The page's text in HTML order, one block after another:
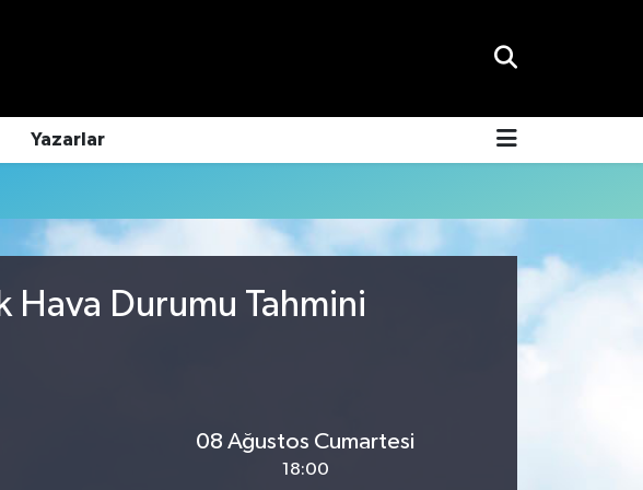
Yazarlar
Hava Durumu Tahmini
08 Ağustos Cumartesi
18:00